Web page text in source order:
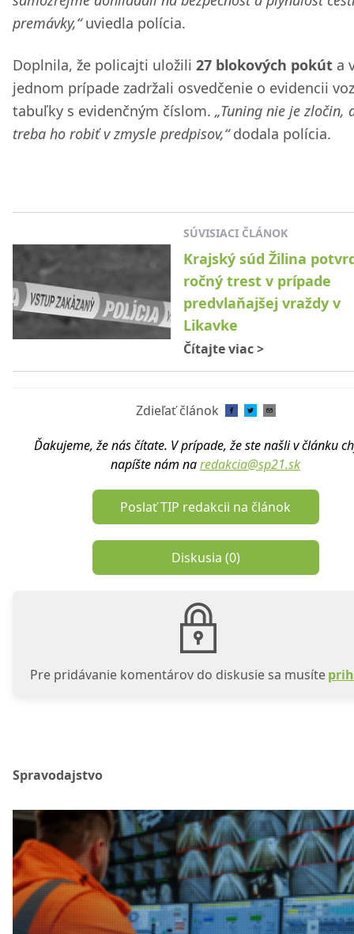
premávky,“uviedla polícia.
Doplnila, že policajti uložili 27 blokových pokút a
jednom prípade zadržali osvedčenie o evidencii
tabuľky s evidenčným číslom. „Tuning nie je zločin,
treba ho robiť v zmysle predpisov,“dodala polícia.
SÚVISIACI ČLÁNOK
Krajský súd Žilina
ročný trest v prípade
predvlaňajšej vraždy v
Likavke
Čítajte viac>
Zdieľať článok
Ďakujeme, že nás čítate. V prípade, že ste našli v článku
napíšte nám naredakcia@sp21.sk
Poslať TIP redakcii na článok
Diskusia (0)
Pre pridávanie komentárov do diskusie sa musíte
Spravodajstvo